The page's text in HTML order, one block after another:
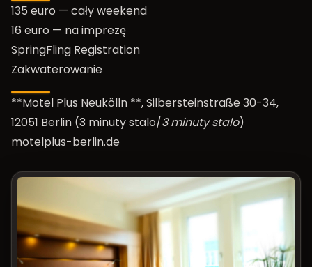
135 euro — cały weekend
16 euro — na imprezę
SpringFling Registration
Zakwaterowanie
**Motel Plus Neukölln **, Silbersteinstraße 30-34,
12051 Berlin (3 minuty stalo/3 minuty stalo)
motelplus-berlin.de